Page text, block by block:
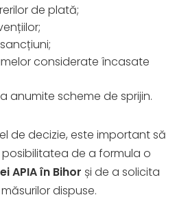
de plată;
considerate încasate
anumite scheme de sprijin.
de decizie, este important să
de a formula o
APIA în Bihor și de a solicita
dispuse.